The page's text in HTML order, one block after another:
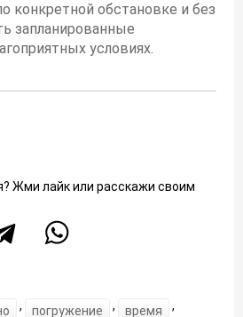
конкретной обстановке и без
запланированные
условиях.
Жми лайк или расскажи своим
, погружение , время ,